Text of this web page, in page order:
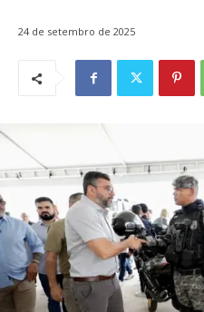
24 de setembro de 2025